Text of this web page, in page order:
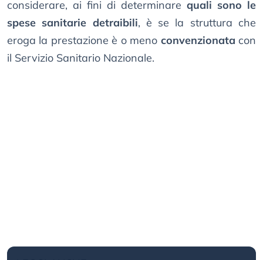
considerare, ai fini di determinare quali sono le
spese sanitarie detraibili, è se la struttura che
eroga la prestazione è o meno convenzionata con
il Servizio Sanitario Nazionale.